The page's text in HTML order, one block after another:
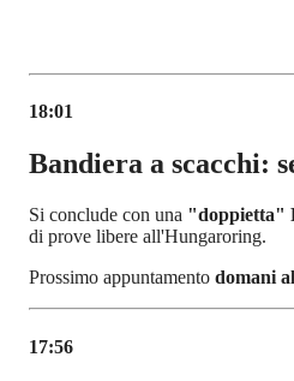
18:01
Bandiera a scacchi:
Si conclude con una "doppietta"
di prove libere all'Hungaroring.
Prossimo appuntamento domani
17:56